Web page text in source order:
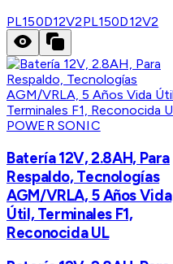
PL150D12V2PL150D12V2
POWER SONIC
Batería 12V, 2.8AH, Para
Respaldo, Tecnologías
AGM/VRLA, 5 Años Vida
Útil, Terminales F1,
Reconocida UL